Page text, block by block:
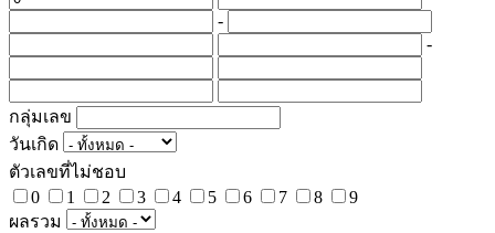
-
-
กลุ่มเลข
วันเกิด
ตัวเลขที่ไม่ชอบ
0
1 2 3 4 5 6 7 8
9
ผลรวม